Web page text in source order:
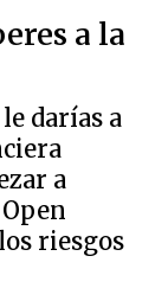
a la
darías a
a
riesgos